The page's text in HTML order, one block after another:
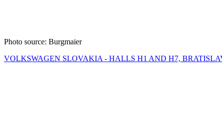
Photo source: Burgmaier
VOLKSWAGEN SLOVAKIA - HALLS H1 AND H7,